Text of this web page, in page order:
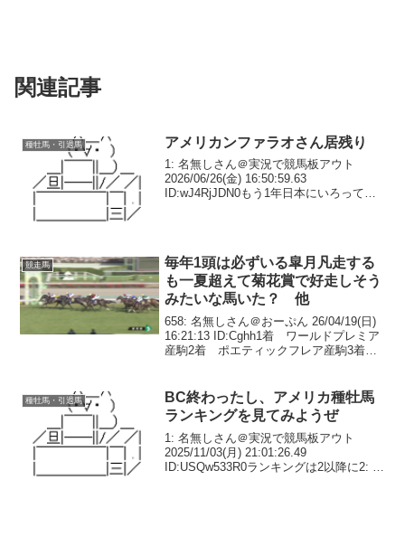
関連記事
種牡馬・引退馬 アメリカンファラオさん居残り
1: 名無しさん＠実況で競馬板アウト
2026/06/26(金) 16:50:59.63
ID:wJ4RjJDN0もう1年日本にいろってさ
競走馬
毎年1頭は必ずいる皐月凡走する
も一夏超えて菊花賞で好走しそう
みたいな馬いた？ 他
658: 名無しさん＠おーぷん 26/04/19(日)
16:21:13 ID:Cghh1着 ワールドプレミア
産駒2着 ポエティックフレア産駒3着
はどんな顔しとるん...
種牡馬・引退馬
BC終わったし、アメリカ種牡馬
ランキングを見てみようぜ
1: 名無しさん＠実況で競馬板アウト
2025/11/03(月) 21:01:26.49
ID:USQw533R0ランキングは2以降に2: 名